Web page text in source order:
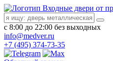
Входные двери от
с 8:00 до 22:00 без выходных
info@medver.ru
+7 (495) 374-73-35